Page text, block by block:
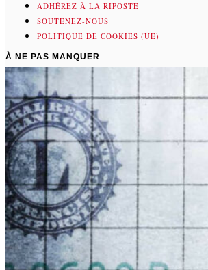
ADHÉREZ À LA RIPOSTE
SOUTENEZ-NOUS
POLITIQUE DE COOKIES (UE)
À NE PAS MANQUER